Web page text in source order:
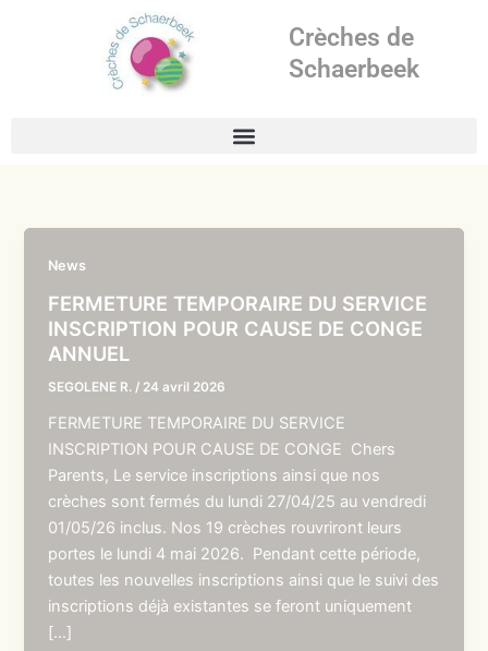
Crèches de
Schaerbeek
News
FERMETURE TEMPORAIRE DU SERVICE
INSCRIPTION POUR CAUSE DE CONGE
ANNUEL
SEGOLENE R. / 24 avril 2026
FERMETURE TEMPORAIRE DU SERVICE
INSCRIPTION POUR CAUSE DE CONGE Chers
Parents, Le service inscriptions ainsi que nos
crèches sont fermés du lundi 27/04/25 au vendredi
01/05/26 inclus. Nos 19 crèches rouvriront leurs
portes le lundi 4 mai 2026. Pendant cette période,
toutes les nouvelles inscriptions ainsi que le suivi des
inscriptions déjà existantes se feront uniquement
[…]